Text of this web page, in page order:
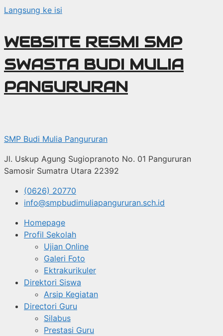
Langsung ke isi
WEBSITE RESMI SMP
SWASTA BUDI MULIA
PANGURURAN
SMP Budi Mulia Pangururan
Jl. Uskup Agung Sugiopranoto No. 01 Pangururan
Samosir Sumatra Utara 22392
(0626) 20770
info@smpbudimuliapangururan.sch.id
Homepage
Profil Sekolah
Ujian Online
Galeri Foto
Ektrakurikuler
Direktori Siswa
Arsip Kegiatan
Directori Guru
Silabus
Prestasi Guru